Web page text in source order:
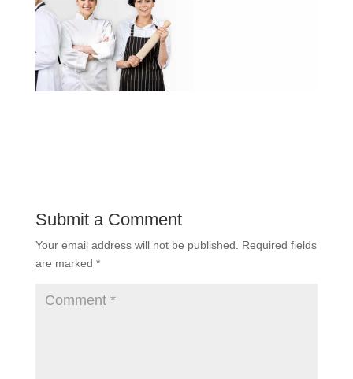
Submit a Comment
Your email address will not be published. Required fields
are marked *